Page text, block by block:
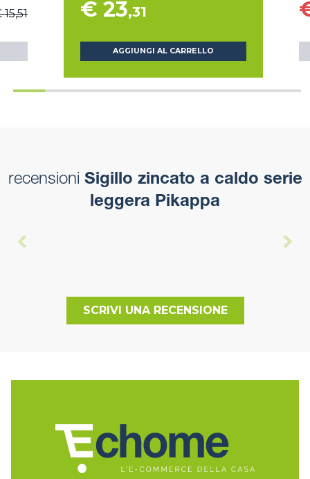
15,51 € 23,31
AGGIUNGI AL CARRELLO
recensioni Sigillo zincato a caldo serie
leggera Pikappa
SCRIVI UNA RECENSIONE